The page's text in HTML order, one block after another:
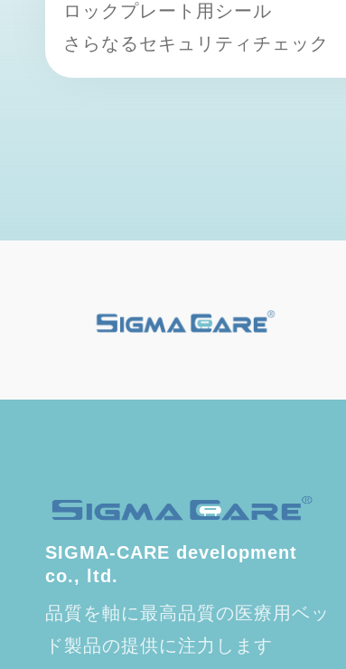
ロックプレート用シール
さらなるセキュリティチェック
SIGMA-CARE development
co., ltd.
品質を軸に最高品質の医療用ベッ
ド製品の提供に注力します